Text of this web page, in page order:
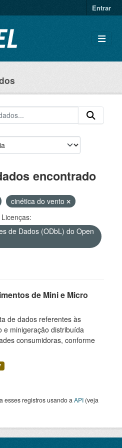
Entrar
encontrado
cinética do vento
Licenças:
de Dados (ODbL) do Open
de Mini e Micro
de dados referentes às
e minigeração distribuída
consumidoras, conforme
esses registros usando a API (veja